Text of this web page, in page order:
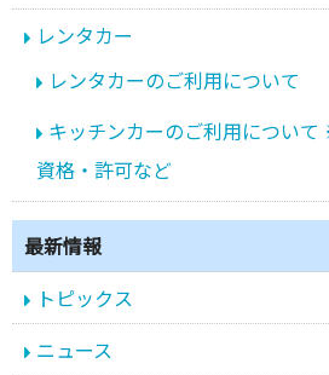
レンタカー
レンタカーのご利用について
キッチンカーのご利用につい
資格・許可など
最新情報
トピックス
ニュース